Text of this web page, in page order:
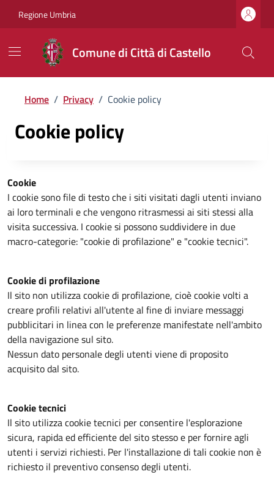
Regione Umbria
Comune di Città di Castello
Home / Privacy / Cookie policy
Cookie policy
Cookie
I cookie sono file di testo che i siti visitati dagli utenti inviano
ai loro terminali e che vengono ritrasmessi ai siti stessi alla
visita successiva. I cookie si possono suddividere in due
macro-categorie: "cookie di profilazione" e "cookie tecnici".
Cookie di profilazione
Il sito non utilizza cookie di profilazione, cioè cookie volti a
creare profili relativi all'utente al fine di inviare messaggi
pubblicitari in linea con le preferenze manifestate nell'ambito
della navigazione sul sito.
Nessun dato personale degli utenti viene di proposito
acquisito dal sito.
Cookie tecnici
Il sito utilizza cookie tecnici per consentire l'esplorazione
sicura, rapida ed efficiente del sito stesso e per fornire agli
utenti i servizi richiesti. Per l'installazione di tali cookie non è
richiesto il preventivo consenso degli utenti.